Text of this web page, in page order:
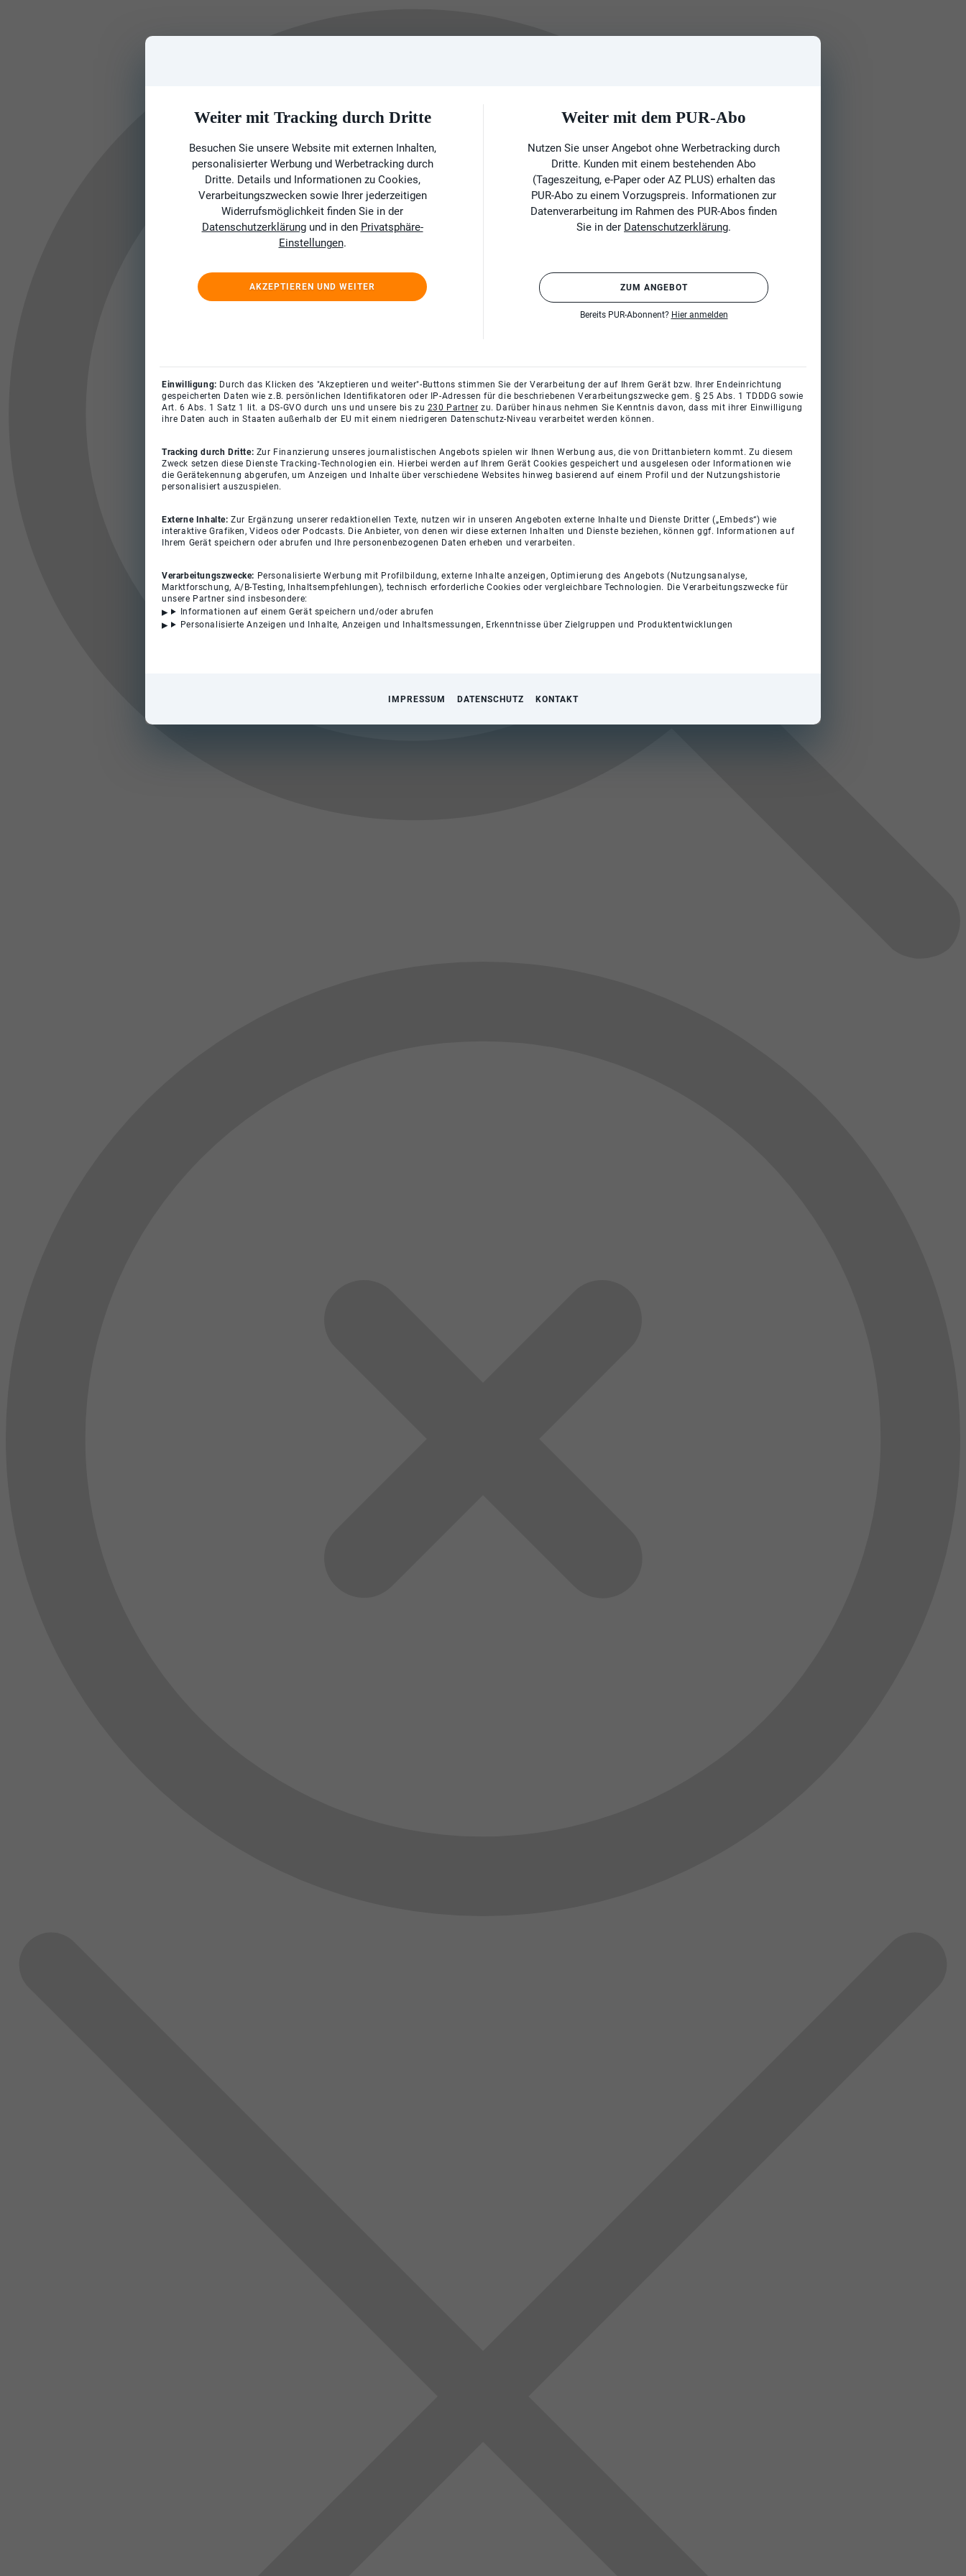
Weiter mit Tracking durch Dritte
Besuchen Sie unsere Website mit externen Inhalten,
personalisierter Werbung und Werbetracking durch
Dritte. Details und Informationen zu Cookies,
Verarbeitungszwecken sowie Ihrer jederzeitigen
Widerrufsmöglichkeit finden Sie in der
Datenschutzerklärungund in den Privatsphäre-
Einstellungen.
AKZEPTIEREN UND WEITER
Weiter mit dem PUR-Abo
Nutzen Sie unser Angebot ohne Werbetracking durch
Dritte. Kunden mit einem bestehenden Abo
(Tageszeitung, e-Paper oder AZ PLUS) erhalten das
PUR-Abo zu einem Vorzugspreis. Informationen zur
Datenverarbeitung im Rahmen des PUR-Abos finden
Sie in der Datenschutzerklärung.
ZUM ANGEBOT
Bereits PUR-Abonnent? Hier anmelden
Einwilligung: Durch das Klicken des "Akzeptieren und weiter"-Buttons stimmen Sie der Verarbeitung der auf Ihrem Gerät bzw. Ihrer Endeinrichtung
gespeicherten Daten wie z.B. persönlichen Identifikatoren oder IP-Adressen für die beschriebenen Verarbeitungszwecke gem. § 25 Abs. 1 TDDDG sowie
Art. 6 Abs. 1 Satz 1 lit. a DS-GVO durch uns und unsere bis zu 230 Partner zu. Darüber hinaus nehmen Sie Kenntnis davon, dass mit ihrer Einwilligung
ihre Daten auch in Staaten außerhalb der EU mit einem niedrigeren Datenschutz-Niveau verarbeitet werden können.
Tracking durch Dritte: Zur Finanzierung unseres journalistischen Angebots spielen wir Ihnen Werbung aus, die von Drittanbietern kommt. Zu diesem
Zweck setzen diese Dienste Tracking-Technologien ein. Hierbei werden auf Ihrem Gerät Cookies gespeichert und ausgelesen oder Informationen wie
die Gerätekennung abgerufen, um Anzeigen und Inhalte über verschiedene Websites hinweg basierend auf einem Profil und der Nutzungshistorie
personalisiert auszuspielen.
Externe Inhalte:Zur Ergänzung unserer redaktionellen Texte, nutzen wir in unseren Angeboten externe Inhalte und Dienste Dritter („Embeds“) wie
interaktive Grafiken, Videos oder Podcasts. Die Anbieter, von denen wir diese externen Inhalten und Dienste beziehen, können ggf. Informationen auf
Ihrem Gerät speichern oder abrufen und Ihre personenbezogenen Daten erheben und verarbeiten.
Verarbeitungszwecke: Personalisierte Werbung mit Profilbildung, externe Inhalte anzeigen, Optimierung des Angebots (Nutzungsanalyse,
Marktforschung, A/B-Testing, Inhaltsempfehlungen), technisch erforderliche Cookies oder vergleichbare Technologien. Die Verarbeitungszwecke für
unsere Partner sind insbesondere:
Informationen auf einem Gerät speichern und/oder abrufen
Personalisierte Anzeigen und Inhalte, Anzeigen und Inhaltsmessungen, Erkenntnisse über Zielgruppen und Produktentwicklungen
IMPRESSUM DATENSCHUTZ KONTAKT